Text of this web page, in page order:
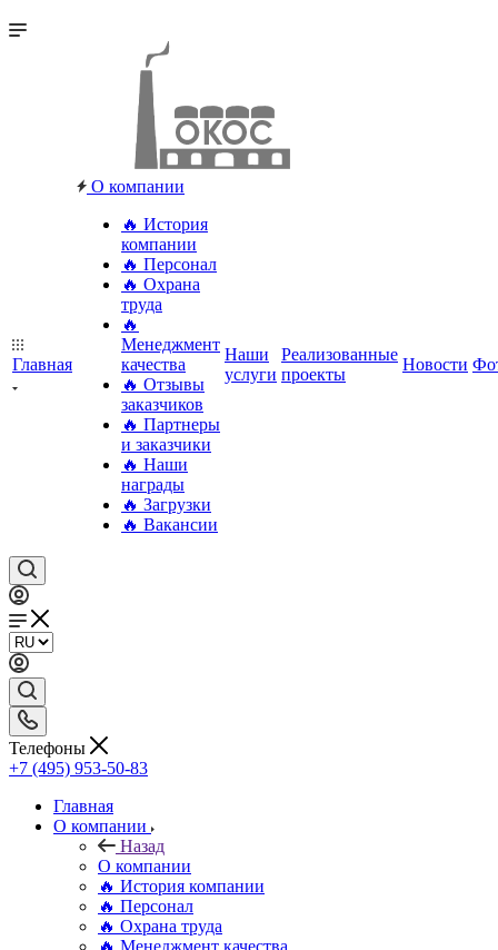
Главная
О компании
🔥 История
компании
🔥 Персонал
🔥 Охрана
труда
🔥
Менеджмент
качества
🔥 Отзывы
заказчиков
🔥 Партнеры
и заказчики
🔥 Наши
награды
🔥 Загрузки
🔥 Вакансии
Наши
услуги
Реализованные
проекты
Новости
Телефоны
+7 (495) 953-50-83
Главная
О компании
Назад
О компании
🔥 История компании
🔥 Персонал
🔥 Охрана труда
🔥 Менеджмент качества